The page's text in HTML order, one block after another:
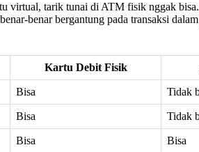
virtual, tarik tunai di ATM fisik nggak
benar bergantung pada transaksi
Kartu Debit Fisik
Bisa Tidak
Bisa Tidak
Bisa Bisa